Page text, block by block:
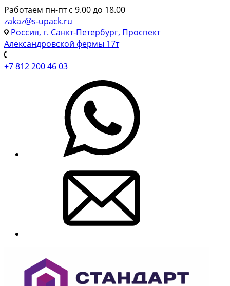
Работаем пн-пт с 9.00 до 18.00
zakaz@s-upack.ru
Россия, г. Санкт-Петербург, Проспект
Александровской фермы 17т
+7 812 200 46 03